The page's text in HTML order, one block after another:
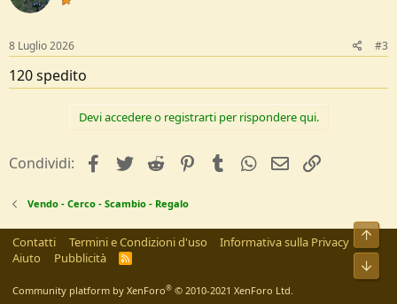
8 Luglio 2026 #3
120 spedito
Devi accedere o registrarti per rispondere qui.
Condividi: facebookTwitterReddit PinterestTumblrWhatsApp
e-mail
Vendo - Cerco - Scambio - Regalo
Contatti Termini e Condizioni d'uso
Informativa sulla Privacy
Aiuto
Pubblicità
R
Community platform by XenForo® © 2010-2021 XenForo Ltd.
Alto